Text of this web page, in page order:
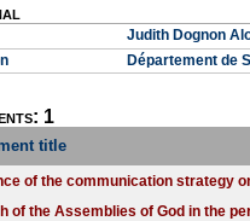
Judith Dognon
Département de
1
title
of the communication strategy
of the Assemblies of God in the